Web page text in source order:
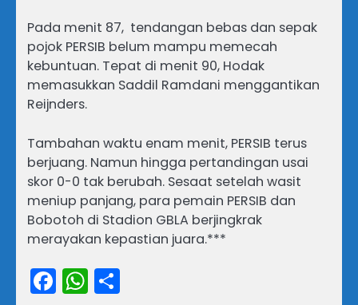
Pada menit 87, tendangan bebas dan sepak
pojok PERSIB belum mampu memecah
kebuntuan. Tepat di menit 90, Hodak
memasukkan Saddil Ramdani menggantikan
Reijnders.
Tambahan waktu enam menit, PERSIB terus
berjuang. Namun hingga pertandingan usai
skor 0-0 tak berubah. Sesaat setelah wasit
meniup panjang, para pemain PERSIB dan
Bobotoh di Stadion GBLA berjingkrak
merayakan kepastian juara.***
Facebook
WhatsApp